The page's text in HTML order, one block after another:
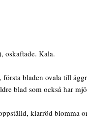
oskaftade. Kala.
bladen ovala till
blad som också har
klarröd blomma